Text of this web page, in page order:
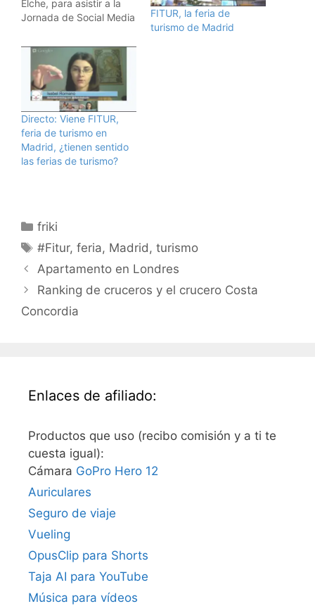
Elche, para asistir a la
Jornada de Social Media
asistiendo al FITUR, la
feria de turismo más
importante de España.
Singapur, disfrutando de
la ciudad y aprendiendo
de su gente. Así que
atentos a vuestras
pantallas. Contaré…
FITUR, la feria de
turismo de Madrid
Directo: Viene FITUR,
feria de turismo en
Madrid, ¿tienen sentido
las ferias de turismo?
Categorías
friki
Etiquetas
#Fitur,feria, Madrid,turismo
Apartamento en Londres
Ranking de cruceros y el crucero Costa
Concordia
Enlaces de afiliado:
Productos que uso (recibo comisión y a ti te
cuesta igual):
Cámara GoPro Hero 12
Auriculares
Seguro de viaje
Vueling
OpusClip para Shorts
Taja AI para YouTube
Música para vídeos